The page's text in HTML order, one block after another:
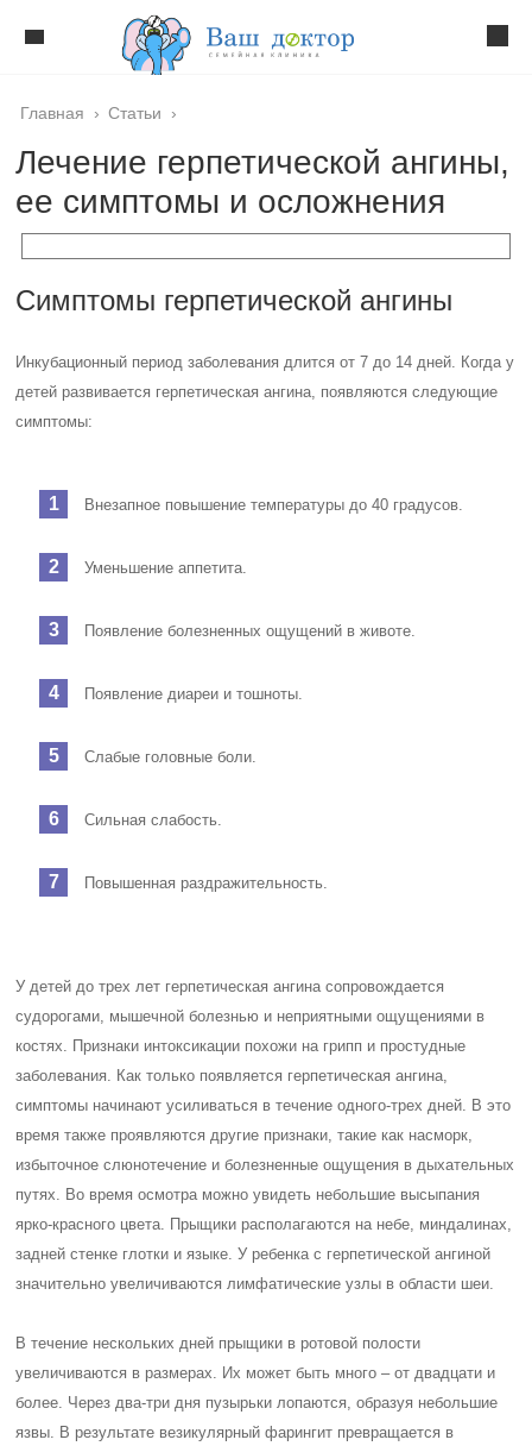
Главная › Статьи ›
Лечение герпетической ангины,
ее симптомы и осложнения
Симптомы герпетической ангины
Инкубационный период заболевания длится от 7 до 14 дней. Когда у
детей развивается герпетическая ангина, появляются следующие
симптомы:
Внезапное повышение температуры до 40 градусов.
Уменьшение аппетита.
Появление болезненных ощущений в животе.
Появление диареи и тошноты.
Слабые головные боли.
Сильная слабость.
Повышенная раздражительность.
У детей до трех лет герпетическая ангина сопровождается
судорогами, мышечной болезнью и неприятными ощущениями в
костях. Признаки интоксикации похожи на грипп и простудные
заболевания. Как только появляется герпетическая ангина,
симптомы начинают усиливаться в течение одного-трех дней. В это
время также проявляются другие признаки, такие как насморк,
избыточное слюнотечение и болезненные ощущения в дыхательных
путях. Во время осмотра можно увидеть небольшие высыпания
ярко-красного цвета. Прыщики располагаются на небе, миндалинах,
задней стенке глотки и языке. У ребенка с герпетической ангиной
значительно увеличиваются лимфатические узлы в области шеи.
В течение нескольких дней прыщики в ротовой полости
увеличиваются в размерах. Их может быть много – от двадцати и
более. Через два-три дня пузырьки лопаются, образуя небольшие
язвы. В результате везикулярный фарингит превращается в